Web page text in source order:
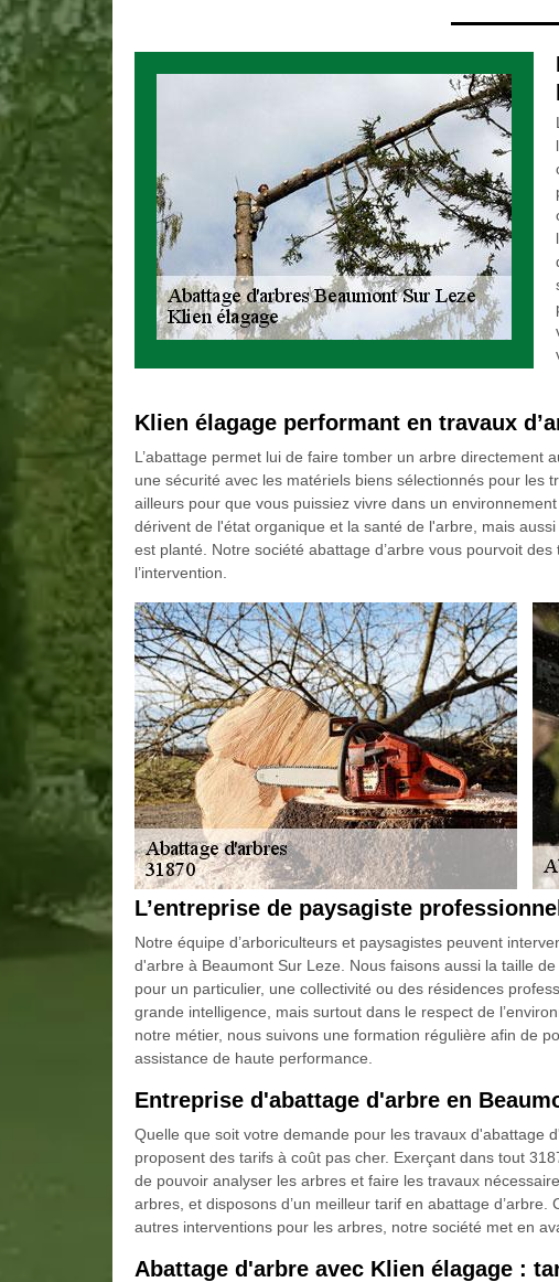
Klien élagage performant en travaux
L’abattage permet lui de faire tomber un arbre directement
une sécurité avec les matériels biens sélectionnés pour les
ailleurs pour que vous puissiez vivre dans un
dérivent de l'état organique et la santé de l'arbre, mais
est planté. Notre société abattage d’arbre vous pourvoit
l’intervention.
L’entreprise de paysagiste professionnel
Notre équipe d’arboriculteurs et paysagistes peuvent
d'arbre à Beaumont Sur Leze. Nous faisons aussi la taille
pour un particulier, une collectivité ou des résidences
grande intelligence, mais surtout dans le respect de
notre métier, nous suivons une formation régulière afin de
assistance de haute performance.
Entreprise d'abattage d'arbre en
Quelle que soit votre demande pour les travaux d'abattage
proposent des tarifs à coût pas cher. Exerçant dans tout
de pouvoir analyser les arbres et faire les travaux
arbres, et disposons d’un meilleur tarif en abattage
autres interventions pour les arbres, notre société met en
Abattage d'arbre avec Klien élagage :